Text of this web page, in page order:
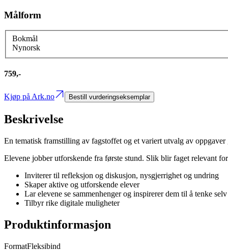
Målform
Bokmål
Nynorsk
759,-
Kjøp på Ark.no Bestill vurderingseksemplar
Beskrivelse
En tematisk framstilling av fagstoffet og et variert utvalg av
Elevene jobber utforskende fra første stund. Slik blir faget relevant
Inviterer til refleksjon og diskusjon, nysgjerrighet og undring
Skaper aktive og utforskende elever
Lar elevene se sammenhenger og inspirerer dem til å tenke selv
Tilbyr rike digitale muligheter
Produktinformasjon
FormatFleksibind